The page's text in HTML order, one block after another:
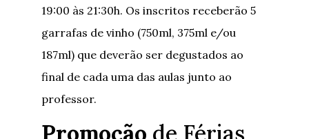
19:00 às 21:30h. Os inscritos receberão 5
garrafas de vinho (750ml, 375ml e/ou
187ml) que deverão ser degustados ao
final de cada uma das aulas junto ao
professor.
Promoção de Férias